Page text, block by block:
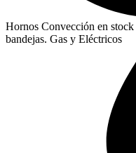
Hornos Convección en
bandejas. Gas y Eléctricos